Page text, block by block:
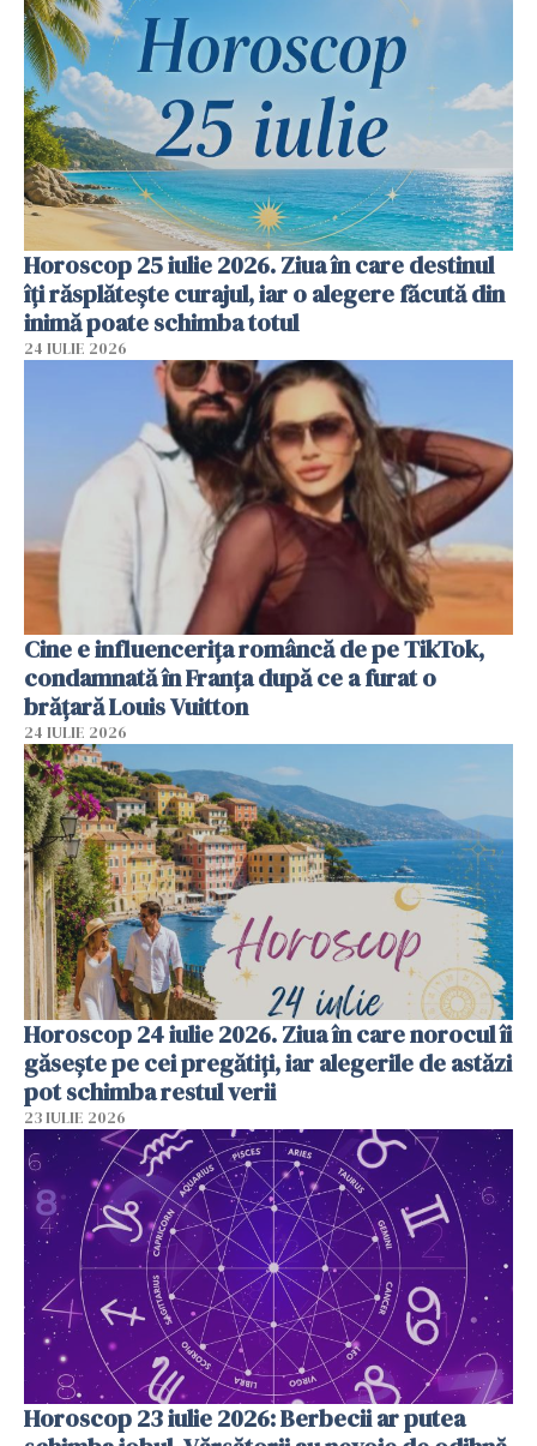
Horoscop 25 iulie 2026. Ziua în care destinul
îți răsplătește curajul, iar o alegere făcută din
inimă poate schimba totul
24 IULIE 2026
Cine e influencerița româncă de pe TikTok,
condamnată în Franța după ce a furat o
brățară Louis Vuitton
24 IULIE 2026
Horoscop 24 iulie 2026. Ziua în care norocul îi
găsește pe cei pregătiți, iar alegerile de astăzi
pot schimba restul verii
23 IULIE 2026
Horoscop 23 iulie 2026: Berbecii ar putea